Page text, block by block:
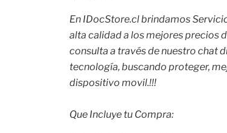
En IDocStore.cl brindamos
alta calidad a los mejores precios
consulta a través de nuestro chat
tecnología, buscando proteger,
dispositivo movil.!!!
Que Incluye tu Compra: